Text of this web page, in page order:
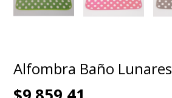
Alfombra Baño Lunares